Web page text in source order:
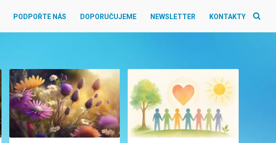
PODPOŘTE NÁS DOPORUČUJEME NEWSLETTER KONTAKTY